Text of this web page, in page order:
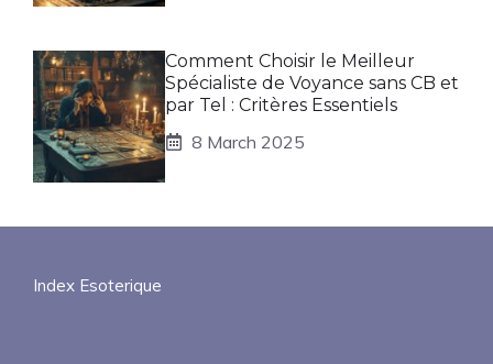
Comment Choisir le Meilleur
Spécialiste de Voyance sans CB et
par Tel : Critères Essentiels
8 March 2025
Index Esoterique